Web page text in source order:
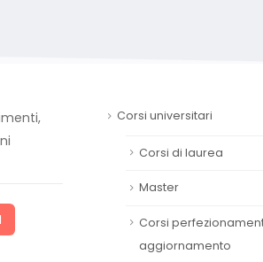
Corsi universitari
Corsi di laurea
Master
Corsi
aggiornamento